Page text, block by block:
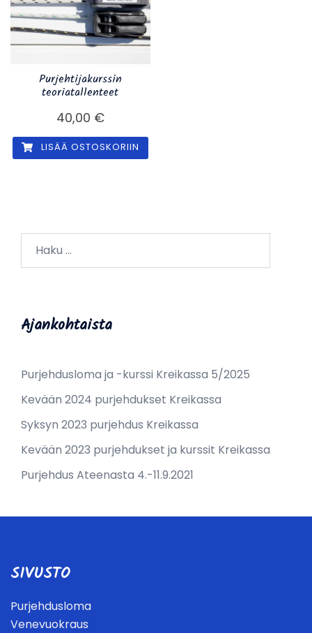
Purjehtijakurssin
teoriatallenteet
40,00 €
LISÄÄ OSTOSKORIIN
Ajankohtaista
Purjehdusloma ja -kurssi Kreikassa 5/2025
Kevään 2024 purjehdukset Kreikassa
Syksyn 2023 purjehdus Kreikassa
Kevään 2023 purjehdukset ja kurssit Kreikassa
Purjehdus Ateenasta 4.-11.9.2021
SIVUSTO
Purjehdusloma
Venevuokraus